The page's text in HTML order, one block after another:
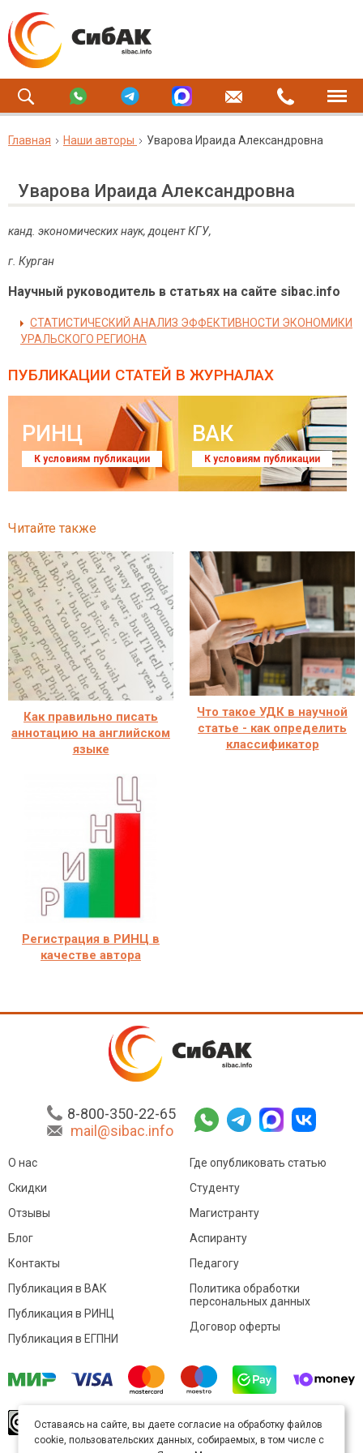
Главная Наши авторы Уварова Ираида Александровна
Уварова Ираида Александровна
канд. экономических наук, доцент КГУ,
г. Курган
Научный руководитель в статьях на сайте sibac.info
СТАТИСТИЧЕСКИЙ АНАЛИЗ ЭФФЕКТИВНОСТИ ЭКОНОМИКИ
УРАЛЬСКОГО РЕГИОНА
ПУБЛИКАЦИИ СТАТЕЙ В ЖУРНАЛАХ
РИНЦ
К условиям публикации
ВАК
К условиям публикации
Читайте также
Как правильно писать
аннотацию на английском
языке
Что такое УДК в научной
статье - как определить
классификатор
Регистрация в РИНЦ в
качестве автора
8-800-350-22-65
mail@sibac.info
О нас
Скидки
Отзывы
Блог
Контакты
Где опубликовать статью
Студенту
Магистранту
Аспиранту
Педагогу
Публикация в ВАК
Публикация в РИНЦ
Публикация в ЕГПНИ
Политика обработки
персональных данных
Договор оферты
произведение доступно полицензии Creative
Commons «Attribution» («Атрибуция») 4.0
Оставаясь на сайте, вы даете согласие на обработку файлов
cookie, пользовательских данных, собираемых, в том числе с